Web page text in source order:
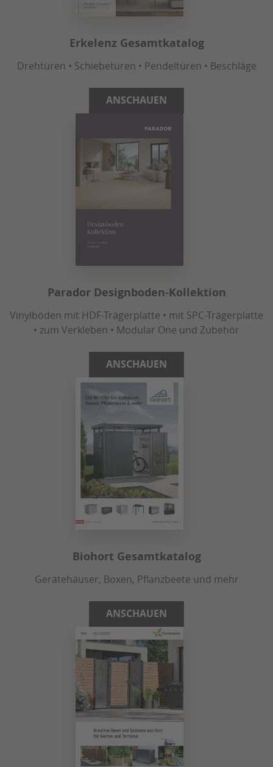
Erkelenz Gesamtkatalog
Drehtüren • Schiebetüren • Pendeltüren • Beschläge
ANSCHAUEN
Parador Designboden-Kollektion
Vinylböden mit HDF-Trägerplatte • mit SPC-Trägerplatte
• zum Verkleben • Modular One und Zubehör
ANSCHAUEN
Biohort Gesamtkatalog
Gerätehäuser, Boxen, Pflanzbeete und mehr
ANSCHAUEN